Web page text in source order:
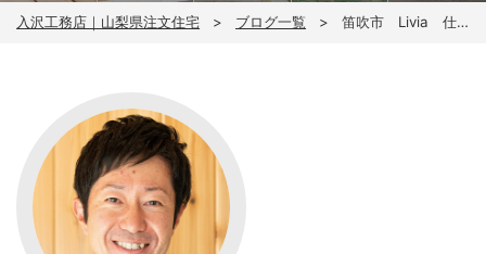
入沢工務店｜山梨県注文住宅 ブログ一覧 笛吹市 Livia 仕上げ工事